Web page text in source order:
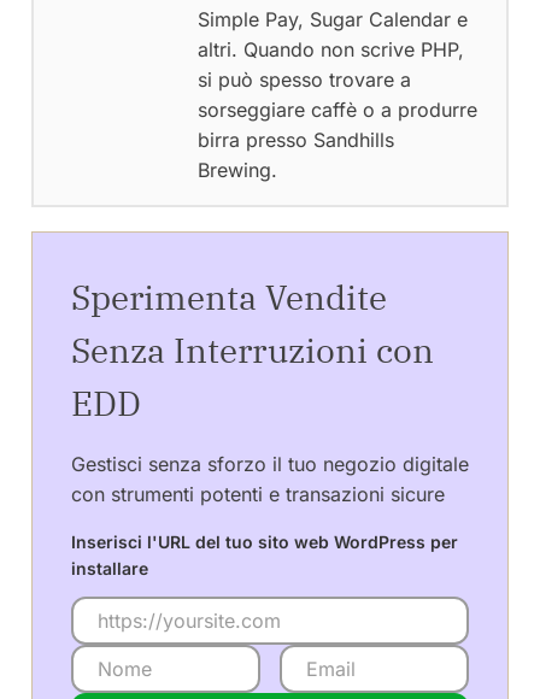
Simple Pay, Sugar Calendar e
altri. Quando non scrive PHP,
si può spesso trovare a
sorseggiare caffè o a produrre
birra presso Sandhills
Brewing.
Sperimenta Vendite
Senza Interruzioni con
EDD
Gestisci senza sforzo il tuo negozio digitale
con strumenti potenti e transazioni sicure
Inserisci l'URL del tuo sito web WordPress per
installare